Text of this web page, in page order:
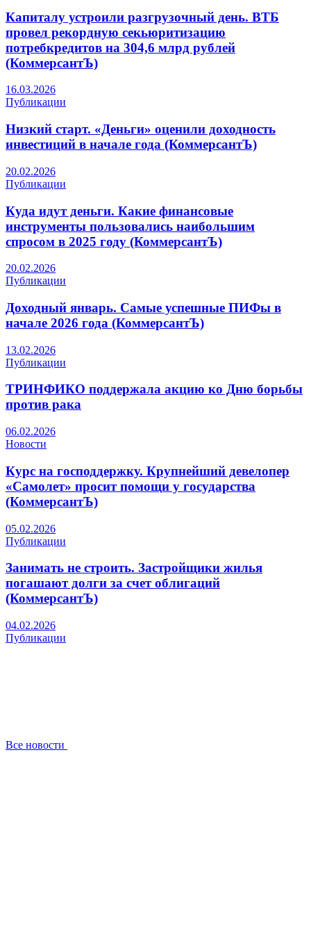
Капиталу устроили разгрузочный день. ВТБ
провел рекордную секьюритизацию
потребкредитов на 304,6 млрд рублей
(КоммерсантЪ)
16.03.2026
Публикации
Низкий старт. «Деньги» оценили доходность
инвестиций в начале года (КоммерсантЪ)
20.02.2026
Публикации
Куда идут деньги. Какие финансовые
инструменты пользовались наибольшим
спросом в 2025 году (КоммерсантЪ)
20.02.2026
Публикации
Доходный январь. Самые успешные ПИФы в
начале 2026 года (КоммерсантЪ)
13.02.2026
Публикации
ТРИНФИКО поддержала акцию ко Дню борьбы
против рака
06.02.2026
Новости
Курс на господдержку. Крупнейший девелопер
«Самолет» просит помощи у государства
(КоммерсантЪ)
05.02.2026
Публикации
Занимать не строить. Застройщики жилья
погашают долги за счет облигаций
(КоммерсантЪ)
04.02.2026
Публикации
Все новости